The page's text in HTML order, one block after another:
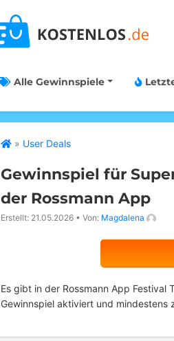
Alle Gewinnspiele
» User Deals
Gewinnspiel für
der Rossmann App
Erstellt: 21.05.2026 • Von: Magdalena
Es gibt in der Rossmann App
Gewinnspiel aktiviert und mindestens